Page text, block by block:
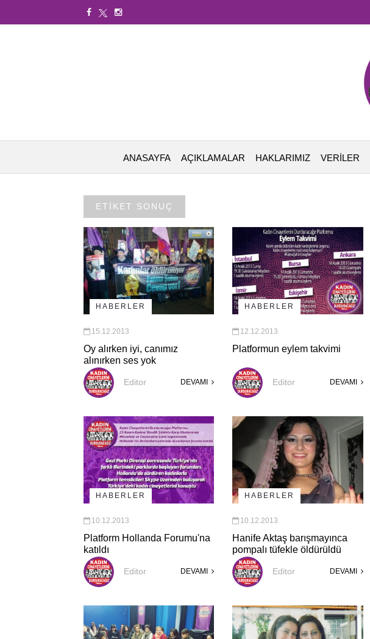
ANASAYFA AÇIKLAMALAR HAKLARIMIZ VERİLER
ETİKET SONUÇ
HABERLER
15.12.2013
Oy alırken iyi, canımız
alınırken ses yok
Editor DEVAMI
HABERLER
12.12.2013
Platformun eylem takvimi
Editor DEVAMI
HABERLER
10.12.2013
Platform Hollanda Forumu'na
katıldı
Editor DEVAMI
HABERLER
10.12.2013
Hanife Aktaş barışmayınca
pompalı tüfekle öldürüldü
Editor DEVAMI